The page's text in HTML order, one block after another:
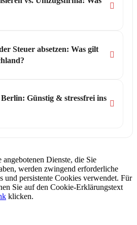
Steuer absetzen: Was gilt
Günstig & stressfrei ins
Dienste, die Sie
werden zwingend erforderliche
und persistente Cookies verwendet. Für
Sie auf den Cookie-Erklärungstext
klicken.